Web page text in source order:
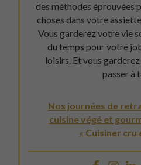
des méthodes éprouvées
choses dans votre
Vous garderez votre vie
du temps pour votre
loisirs. Et vous
passer à
Nos journées de
cuisine végé et
« Cuisiner cru